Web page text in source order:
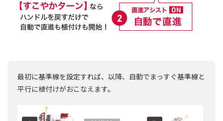
最初に基準線を設定すれば、以降、自動でまっすぐ基準線と
平行に植付けがおこなえます。